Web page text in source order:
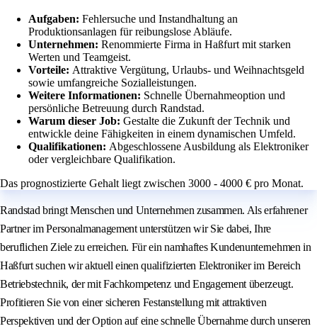
Aufgaben: Fehlersuche und Instandhaltung an
Produktionsanlagen für reibungslose Abläufe.
Unternehmen: Renommierte Firma in Haßfurt mit starken
Werten und Teamgeist.
Vorteile: Attraktive Vergütung, Urlaubs- und Weihnachtsgeld
sowie umfangreiche Sozialleistungen.
Weitere Informationen: Schnelle Übernahmeoption und
persönliche Betreuung durch Randstad.
Warum dieser Job: Gestalte die Zukunft der Technik und
entwickle deine Fähigkeiten in einem dynamischen Umfeld.
Qualifikationen: Abgeschlossene Ausbildung als Elektroniker
oder vergleichbare Qualifikation.
Das prognostizierte Gehalt liegt zwischen 3000 - 4000 € pro Monat.
Randstad bringt Menschen und Unternehmen zusammen. Als erfahrener
Partner im Personalmanagement unterstützen wir Sie dabei, Ihre
beruflichen Ziele zu erreichen. Für ein namhaftes Kundenunternehmen in
Haßfurt suchen wir aktuell einen qualifizierten Elektroniker im Bereich
Betriebstechnik, der mit Fachkompetenz und Engagement überzeugt.
Profitieren Sie von einer sicheren Festanstellung mit attraktiven
Perspektiven und der Option auf eine schnelle Übernahme durch unseren